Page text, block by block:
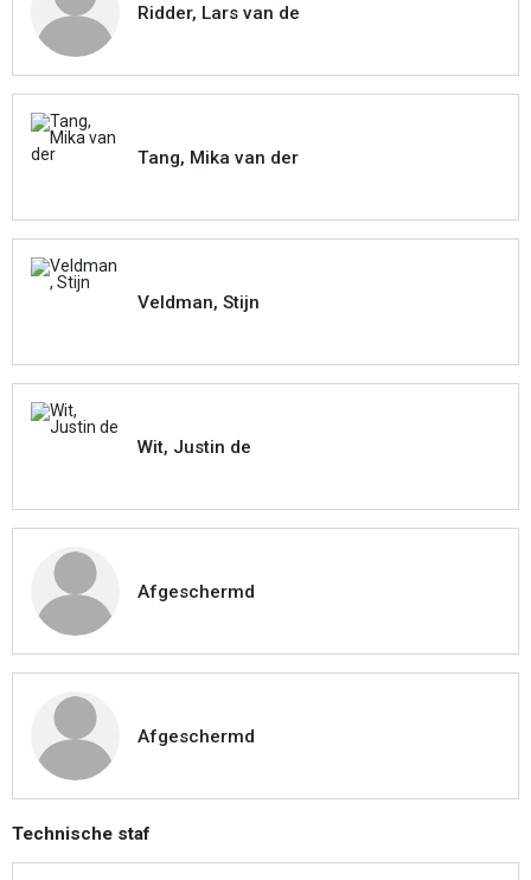
Ridder, Lars van de
Tang, Mika van der
Veldman, Stijn
Wit, Justin de
Afgeschermd
Afgeschermd
Technische staf